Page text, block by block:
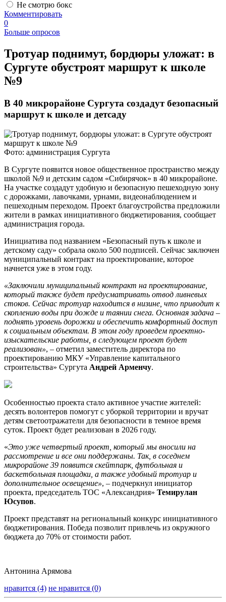
Не смотрю бокс
Комментировать
0
Больше опросов
​Тротуар поднимут, бордюры уложат: в
Сургуте обустроят маршрут к школе
№9
В 40 микрорайоне Сургута создадут безопасный
маршрут к школе и детсаду
Фото: администрация Сургута
В Сургуте появится новое общественное пространство между
школой №9 и детским садом «Сибирячок» в 40 микрорайоне.
На участке создадут удобную и безопасную пешеходную зону
с дорожками, лавочками, урнами, видеонаблюдением и
пешеходным переходом. Проект благоустройства предложили
жители в рамках инициативного бюджетирования, сообщает
администрация города.
Инициатива под названием «Безопасный путь к школе и
детскому саду» собрала около 500 подписей. Сейчас заключен
муниципальный контракт на проектирование, которое
начнется уже в этом году.
«Заключили муниципальный контракт на проектирование,
который также будет предусматривать отвод ливневых
стоков. Сейчас тротуар находится в низине, что приводит к
скоплению воды при дожде и таянии снега. Основная задача ‒
поднять уровень дорожки и обеспечить комфортный доступ
к социальным объектам. В этом году проведем проектно-
изыскательские работы, в следующем проект будет
реализован», ‒ отметил заместитель директора по
проектированию МКУ «Управление капитального
строительства» Сургута Андрей Арменчу.
Особенностью проекта стало активное участие жителей:
десять волонтеров помогут с уборкой территории и вручат
детям светоотражатели для безопасности в темное время
суток. Проект будет реализован в 2026 году.
«Это уже четвертый проект, который мы вносили на
рассмотрение и все они поддержаны. Так, в соседнем
микрорайоне 39 появится скейтпарк, футбольная и
баскетбольная площадки, а также удобный тротуар и
дополнительное освещение», – подчеркнул инициатор
проекта, председатель ТОС «Александрия» Темирулан
Юсупов.
Проект представят на региональный конкурс инициативного
бюджетирования. Победа позволит привлечь из окружного
бюджета до 70% от стоимости работ.
Антонина Арямова
нравится (4) не нравится (0)